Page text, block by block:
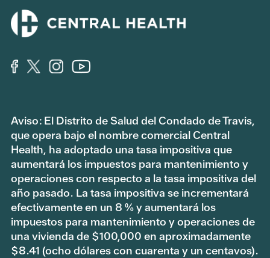
Aviso: El Distrito de Salud del Condado de Travis,
que opera bajo el nombre comercial Central
Health, ha adoptado una tasa impositiva que
aumentará los impuestos para mantenimiento y
operaciones con respecto a la tasa impositiva del
año pasado. La tasa impositiva se incrementará
efectivamente en un 8 % y aumentará los
impuestos para mantenimiento y operaciones de
una vivienda de $100,000 en aproximadamente
$8.41 (ocho dólares con cuarenta y un centavos).